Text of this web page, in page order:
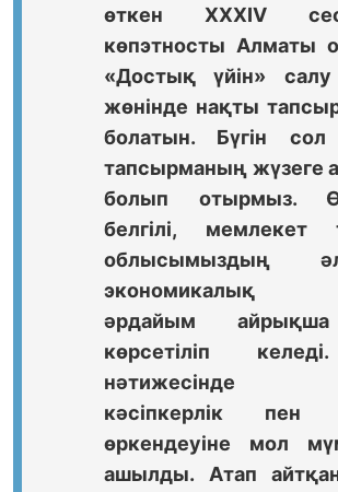
өткен ХХХІV
көпэтносты Алматы
«Достық үйін» салу
жөнінде нақты
болатын. Бүгін
тапсырманың жүзеге
болып отырмыз.
белгілі, мемлекет
облысымыздың
экономикалық
әрдайым
көрсетіліп
нәтижесінде
кәсіпкерлік пен
өркендеуіне мол
ашылды. Атап